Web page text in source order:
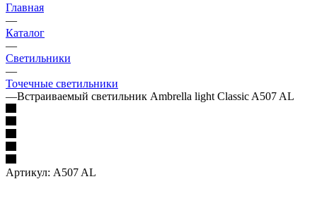
Главная
—
Каталог
—
Светильники
—
Точечные светильники
—Встраиваемый светильник Ambrella light Classic A507 AL
Артикул: A507 AL